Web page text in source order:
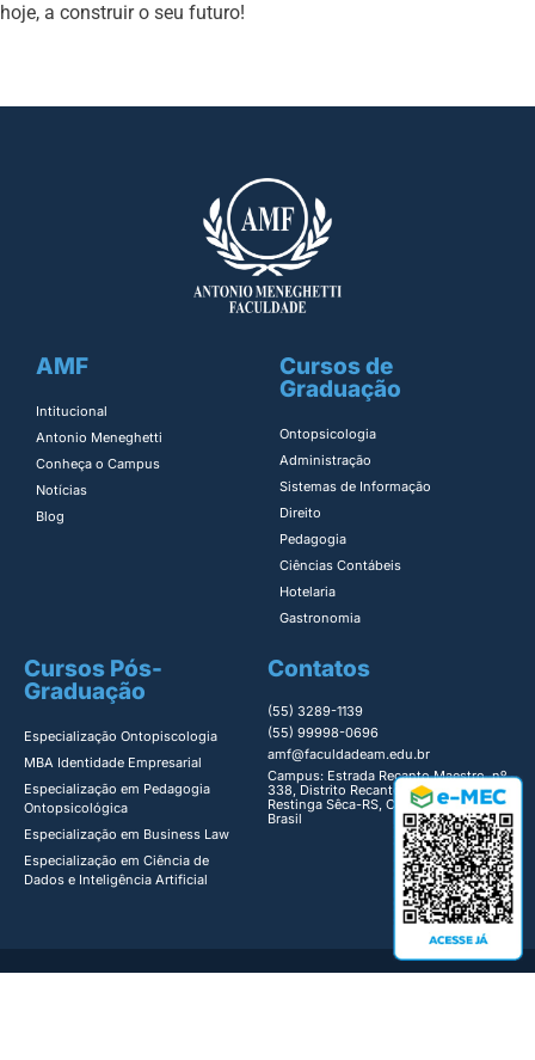
hoje, a construir o seu futuro!
AMF
Intitucional
Antonio Meneghetti
Conheça o Campus
Notícias
Blog
Cursos de
Graduação
Ontopsicologia ​
Administração​
Sistemas de Informação​
Direito​
Pedagogia
Ciências Contábeis
Hotelaria
Gastronomia
Cursos Pós-
Graduação
Especialização Ontopiscologia ​
MBA Identidade Empresarial​
Especialização em Pedagogia
Ontopsicológica​
Especialização em Business Law
Especialização em Ciência de
Dados e Inteligência Artificial
Contatos
(55) 3289-1139
(55) 99998-0696
amf@faculdadeam.edu.br
Campus: Estrada Recanto Maestro, nº
338, Distrito Recanto Maestro,
Restinga Sêca-RS, Cep: 97200-000,
Brasil